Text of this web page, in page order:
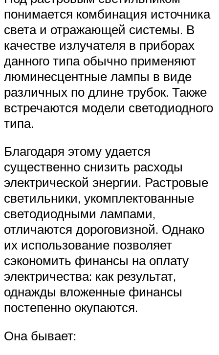
понимается комбинация источника
света и отражающей системы. В
качестве излучателя в приборах
данного типа обычно применяют
люминесцентные лампы в виде
различных по длине трубок. Также
встречаются модели светодиодного
типа.
Благодаря этому удается
существенно снизить расходы
электрической энергии. Растровые
светильники, укомплектованные
светодиодными лампами,
отличаются дороговизной. Однако
их использование позволяет
сэкономить финансы на оплату
электричества: как результат,
однажды вложенные финансы
постепенно окупаются.
Она бывает: